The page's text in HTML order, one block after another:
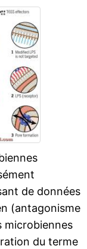
de données
(antagonisme
microbiennes
du terme